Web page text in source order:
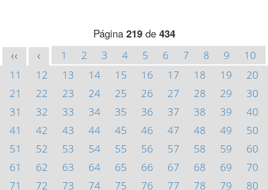
Página 219de 434
<< < 1 2 3 4 5 6 7 8 9
10
11
12 13 14 15 16 17 18 19
20
21
22 23 24 25 26 27 28 29
30
31
32 33 34 35 36 37 38 39
40
41
42 43 44 45 46 47 48 49
50
51
52 53 54 55 56 57 58 59
60
61
62 63 64 65 66 67 68 69
70
71
72 73 74 75 76 77 78 79
80